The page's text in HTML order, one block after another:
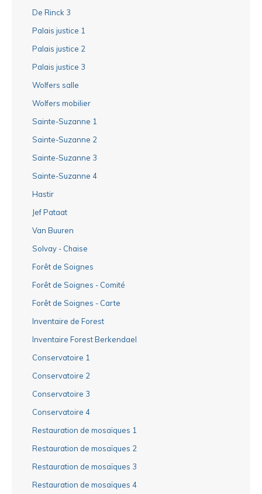
De Rinck 3
Palais justice 1
Palais justice 2
Palais justice 3
Wolfers salle
Wolfers mobilier
Sainte-Suzanne 1
Sainte-Suzanne 2
Sainte-Suzanne 3
Sainte-Suzanne 4
Hastir
Jef Pataat
Van Buuren
Solvay - Chaise
Forêt de Soignes
Forêt de Soignes - Comité
Forêt de Soignes - Carte
Inventaire de Forest
Inventaire Forest Berkendael
Conservatoire 1
Conservatoire 2
Conservatoire 3
Conservatoire 4
Restauration de mosaïques 1
Restauration de mosaïques 2
Restauration de mosaïques 3
Restauration de mosaïques 4